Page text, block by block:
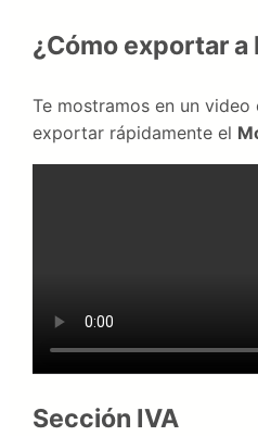
¿Cómo exportar a
Te mostramos en un
exportar rápidamente el
Sección IVA